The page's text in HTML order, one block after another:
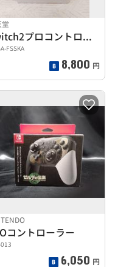
Switch2プロコントローラー
FSSKA
8,800 円
コントローラー
013
6,050 円